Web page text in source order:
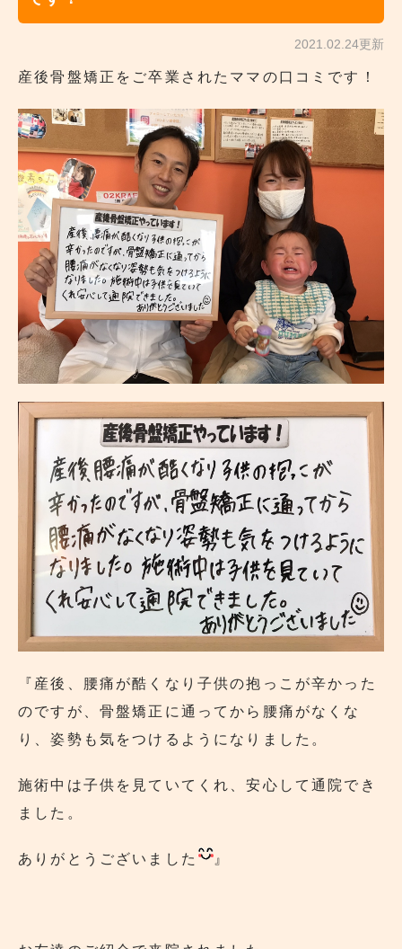
2021.02.24更新
産後骨盤矯正をご卒業されたママの口コミです！
『産後、腰痛が酷くなり子供の抱っこが辛かった
のですが、骨盤矯正に通ってから腰痛がなくな
り、姿勢も気をつけるようになりました。
施術中は子供を見ていてくれ、安心して通院でき
ました。
ありがとうございました 』